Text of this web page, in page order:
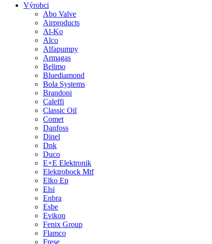
Výrobci
Abo Valve
Airproducts
Al-Ko
Alco
Alfapumpy
Armagas
Belimo
Bluediamond
Bola Systems
Brandoni
Caleffi
Classic Oil
Comet
Danfoss
Dinel
Dnk
Duco
E+E Elektronik
Elektrobock Mtf
Elko Ep
Elsi
Enbra
Esbe
Evikon
Fenix Group
Flamco
Frese